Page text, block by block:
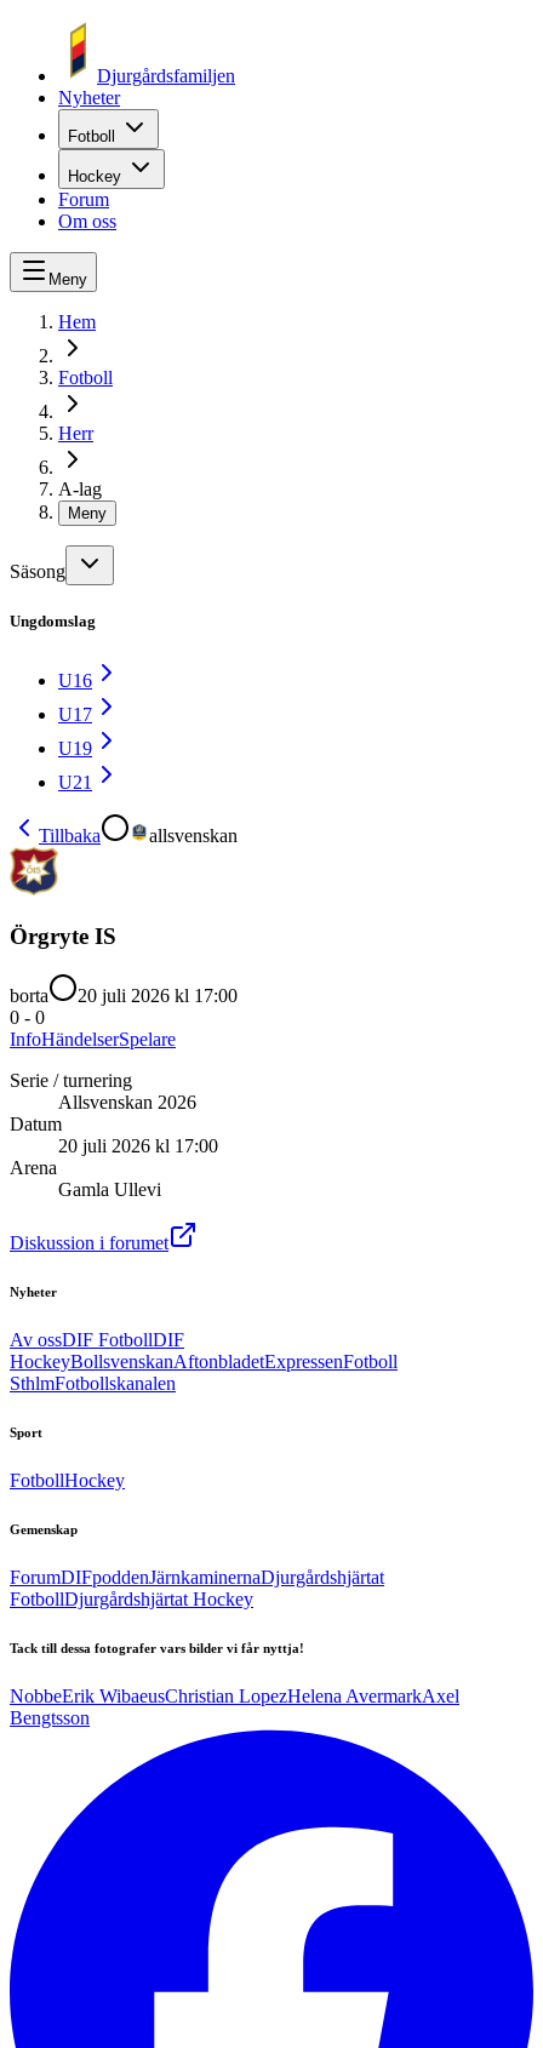
Djurgårdsfamiljen
Nyheter
Fotboll
Hockey
Forum
Om oss
Meny
Hem
Fotboll
Herr
A-lag
Meny
Säsong
Ungdomslag
U16
U17
U19
U21
Tillbaka allsvenskan
Örgryte IS
borta
20 juli 2026 kl 17:00
0 - 0
InfoHändelserSpelare
Serie / turnering
Allsvenskan 2026
Datum
20 juli 2026 kl 17:00
Arena
Gamla Ullevi
Diskussion i forumet
Nyheter
Av ossDIF FotbollDIF
HockeyBollsvenskanAftonbladetExpressenFotboll
SthlmFotbollskanalen
Sport
FotbollHockey
Gemenskap
ForumDIFpoddenJärnkaminernaDjurgårdshjärtat
FotbollDjurgårdshjärtat Hockey
Tack till dessa fotografer vars bilder vi får nyttja!
NobbeErik WibaeusChristian LopezHelena AvermarkAxel
Bengtsson